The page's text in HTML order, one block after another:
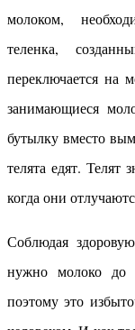
молоком,
теленка,
переключается на
занимающиеся
бутылку вместо
телята едят. Телят
когда они
Соблюдая
нужно молоко до
поэтому это